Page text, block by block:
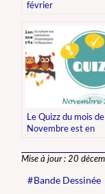
février
Le Quizz du mois de
Novembre est en
Mise à jour : 20
Bande Dessinée